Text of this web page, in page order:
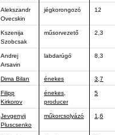
Alekszandr
Ovecskin
jégkorongozó 12
Kszenija
Szobcsak
műsorvezető 2,3
Andrej
Arsavin
labdarúgó 8,3
Dima Bilan énekes 3,7
Filipp
Kirkorov
énekes,
producer
5
Jevgenyij
Pluscsenko
műkorcsolyázó 1,6